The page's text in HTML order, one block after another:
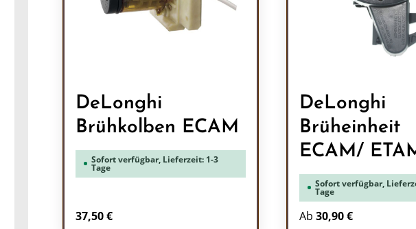
DeLonghi
Brühkolben ECAM
Sofort verfügbar, Lieferzeit: 1-3
Tage
Regulärer Preis:
37,50 €
DeLonghi
Brüheinheit
ECAM/
Sofort verfügbar,
Tage
Ab 30,90 €